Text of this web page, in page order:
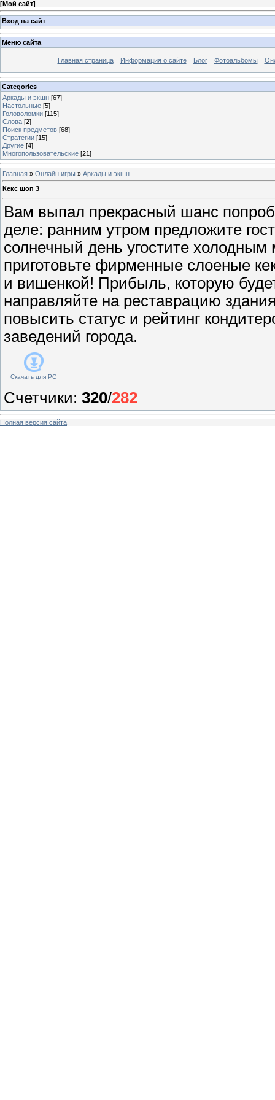
[Мой сайт]
Вход на сайт
Меню сайта
Главная страница Информация о сайте Блог Фотоальбомы
Categories
Аркады и экшн [67]
Настольные [5]
Головоломки [115]
Слова [2]
Поиск предметов [68]
Стратегии [15]
Другие [4]
Многопользовательские [21]
Главная » Онлайн игры » Аркады и экшн
Кекс шоп 3
Вам выпал прекрасный шанс
деле: ранним утром предложите
солнечный день угостите
приготовьте фирменные слоеные
и вишенкой! Прибыль, которую
направляйте на реставрацию
повысить статус и рейтинг
заведений города.
Скачать для PC
Счетчики: 320/282
Полная версия сайта